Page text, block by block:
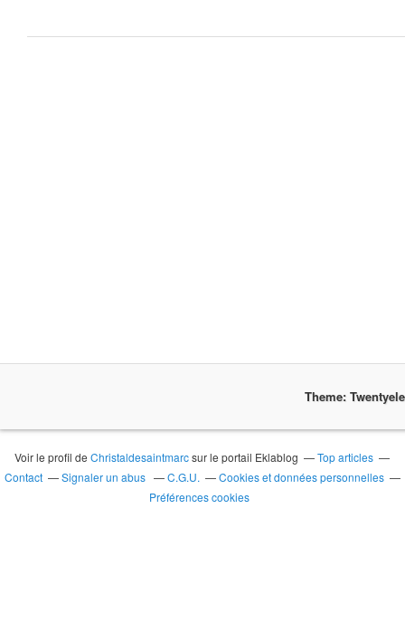
Theme:
Voir le profil deChristaldesaintmarcsur le portail Eklablog
Top articles
Contact
Signaler un abus C.G.U.
Cookies et données personnelles
Préférences cookies